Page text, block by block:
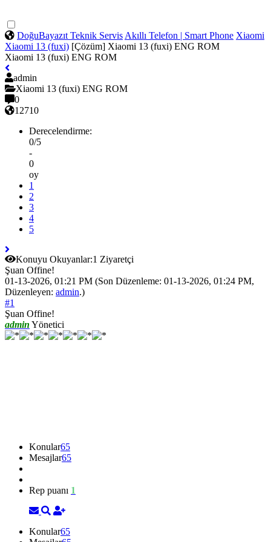
DoğuBayazıt Teknik Servis Akıllı Telefon | Smart Phone Xiaomi
Xiaomi 13 (fuxi) [Çözüm] Xiaomi 13 (fuxi) ENG ROM
Xiaomi 13 (fuxi) ENG ROM
admin
Xiaomi 13 (fuxi) ENG ROM
0
12710
Derecelendirme:
0/5
-
0
oy
1
2
3
4
5
Konuyu Okuyanlar:1 Ziyaretçi
Şuan Offine!
01-13-2026, 01:21 PM (Son Düzenleme: 01-13-2026, 01:24 PM,
Düzenleyen: admin.)
#1
Şuan Offine!
admin Yönetici
Konular65
Mesajlar65
Rep puanı 1
Konular65